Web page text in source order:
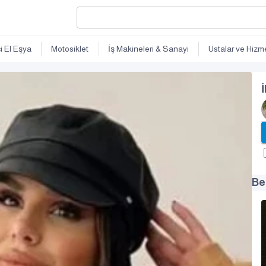
El Eşya Motosiklet İş Makineleri & Sanayi Ustalar ve